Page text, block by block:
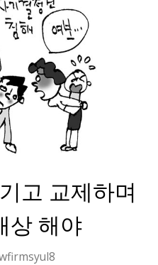
고 교제하며
상 해야